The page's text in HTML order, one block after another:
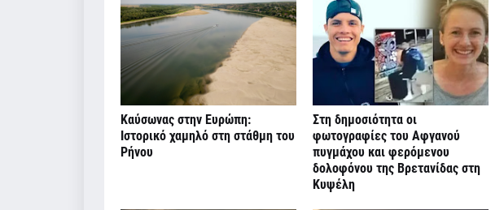
Καύσωνας στην Ευρώπη:
Ιστορικό χαμηλό στη στάθμη του
Ρήνου
Στη δημοσιότητα οι
φωτογραφίες του Αφγανού
πυγμάχου και φερόμενου
δολοφόνου της Βρετανίδας στη
Κυψέλη